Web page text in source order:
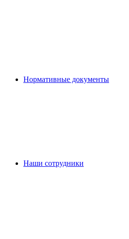
Нормативные документы
Наши сотрудники